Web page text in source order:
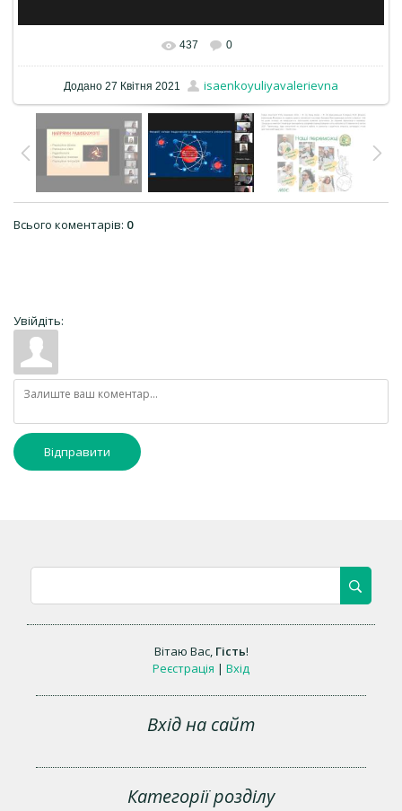
437 0
Додано 27 Квітня 2021 isaenkoyuliyavalerievna
Всього коментарів: 0
Увійдіть:
Відправити
Вітаю Вас, Гість!
Реєстрація | Вхід
Вхід на сайт
Категорії розділу